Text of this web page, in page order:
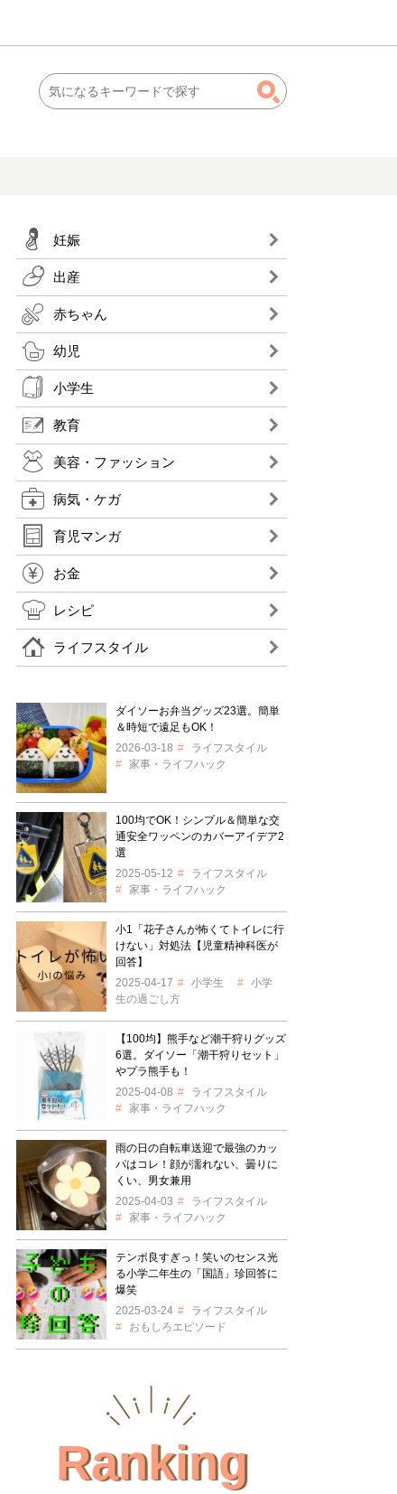
妊娠
出産
赤ちゃん
幼児
小学生
教育
美容・ファッション
病気・ケガ
育児マンガ
お金
レシピ
ライフスタイル
ダイソーお弁当グッズ23選。簡単
＆時短で遠足もOK！
2026-03-18
ライフスタイル
家事・ライフハック
100均でOK！シンプル＆簡単な交
通安全ワッペンのカバーアイデア2
選
2025-05-12
ライフスタイル
家事・ライフハック
小1「花子さんが怖くてトイレに行
けない」対処法【児童精神科医が
回答】
2025-04-17
小学生
小学
生の過ごし方
【100均】熊手など潮干狩りグッズ
6選。ダイソー「潮干狩りセット」
やプラ熊手も！
2025-04-08
ライフスタイル
家事・ライフハック
雨の日の自転車送迎で最強のカッ
パはコレ！顔が濡れない、曇りに
くい、男女兼用
2025-04-03
ライフスタイル
家事・ライフハック
テンポ良すぎっ！笑いのセンス光
る小学二年生の「国語」珍回答に
爆笑
2025-03-24
ライフスタイル
おもしろエピソード
Ranking